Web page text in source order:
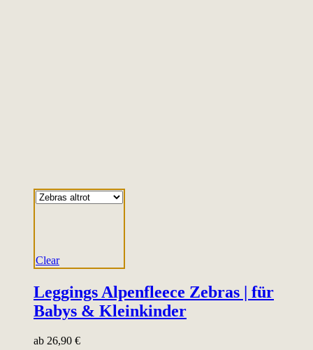
Clear
Leggings Alpenfleece Zebras | für
Babys & Kleinkinder
ab 26,90 €